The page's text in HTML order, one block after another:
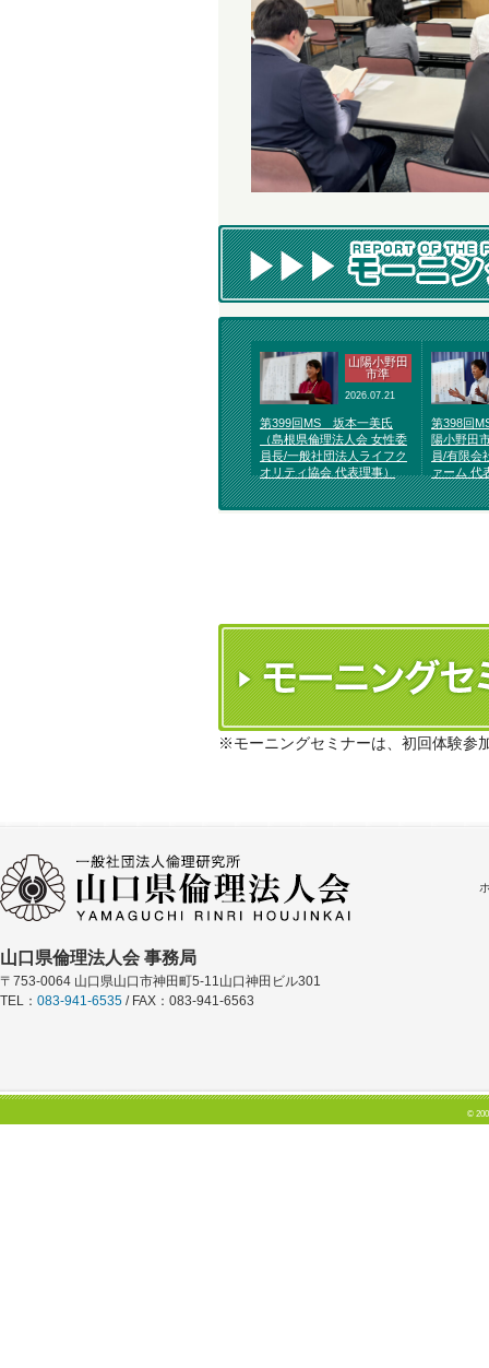
山陽小野田
市準
2026.07.21
第399回MS 坂本一美氏
（島根県倫理法人会 女性委
員長/一般社団法人ライフク
オリティ協会 代表理事）
第398回
陽小野田
員/有限会
ァーム 代
※モーニングセミナーは、初回体験参
山口県倫理法人会 事務局
〒753-0064 山口県山口市神田町5-11山口神田ビル301
TEL： 083-941-6535 / FAX：083-941-6563
©